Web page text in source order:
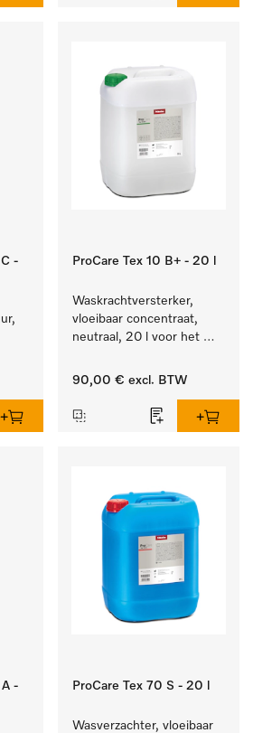
-
ProCare Tex 10 B+ - 20 l
Waskrachtversterker,
vloeibaar concentraat,
neutraal, 20 l voor het
vetvlekken.
90,00 € excl. BTW
A -
ProCare Tex 70 S - 20 l
Wasverzachter, vloeibaar